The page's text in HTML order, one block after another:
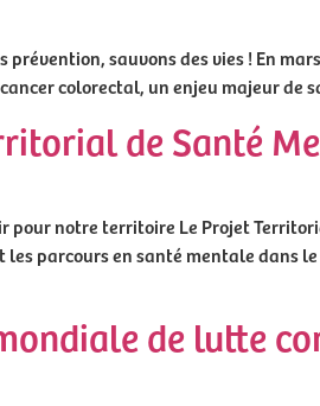
prévention, sauvons des vies ! En
colorectal, un enjeu majeur de
de Santé
pour notre territoire Le Projet
les parcours en santé mentale dans
de lutte